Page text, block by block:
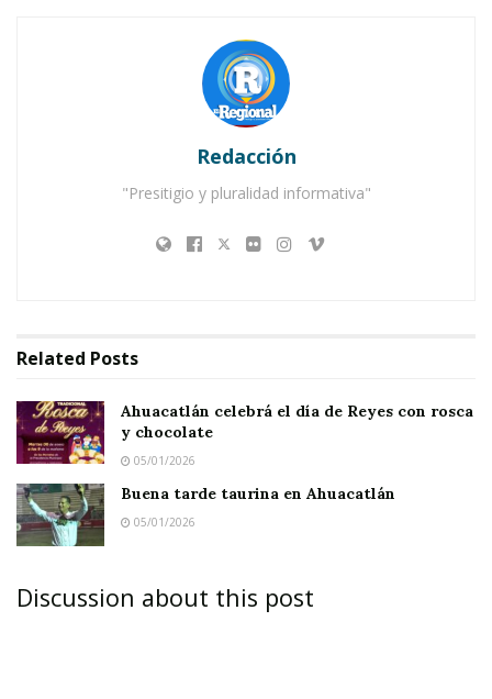
Ahuacatlán celebrá el día de Reyes con rosca y
Buena tarde taurina en Ahuacatlán
Redacción
"Presitigio y pluralidad informativa"
Related Posts
Ahuacatlán celebrá el día de Reyes con rosca
y chocolate
05/01/2026
Buena tarde taurina en Ahuacatlán
05/01/2026
Discussion about this post